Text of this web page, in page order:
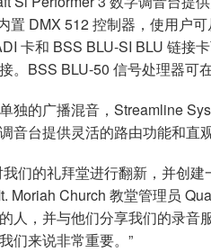
置 DMX 512 控制器，使用户
卡和 BSS BLU-SI BLU 链接
。BSS BLU-50 信号处理器可
独的广播混音，Streamline
音台提供灵活的路由功能和直
我们的礼拜堂进行翻新，并创
Moriah Church 教堂管理员
人，并与他们分享我们的录音
们来说非常重要。”